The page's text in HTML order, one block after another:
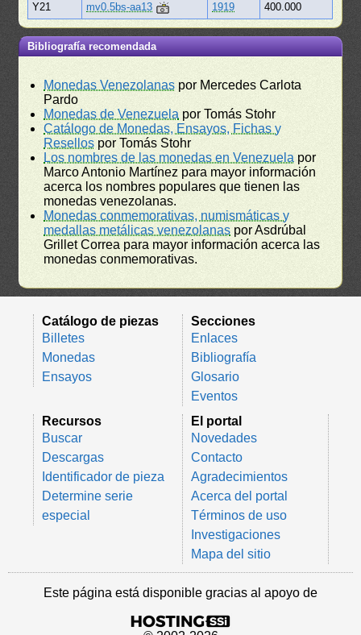
Y21
mv0.5bs-aa13 1919 400.000
Bibliografía recomendada
Monedas Venezolanas por Mercedes Carlota
Pardo
Monedas de Venezuela por Tomás Stohr
Catálogo de Monedas, Ensayos, Fichas y
Resellos por Tomás Stohr
Los nombres de las monedas en Venezuela por
Marco Antonio Martínez para mayor información
acerca los nombres populares que tienen las
monedas venezolanas.
Monedas conmemorativas, numismáticas y
medallas metálicas venezolanas por Asdrúbal
Grillet Correa para mayor información acerca las
monedas conmemorativas.
Catálogo de piezas
Billetes
Monedas
Ensayos
Secciones
Enlaces
Bibliografía
Glosario
Eventos
Recursos
Buscar
Descargas
Identificador de pieza
Determine serie
especial
El portal
Novedades
Contacto
Agradecimientos
Acerca del portal
Términos de uso
Investigaciones
Mapa del sitio
Este página está disponible gracias al apoyo de